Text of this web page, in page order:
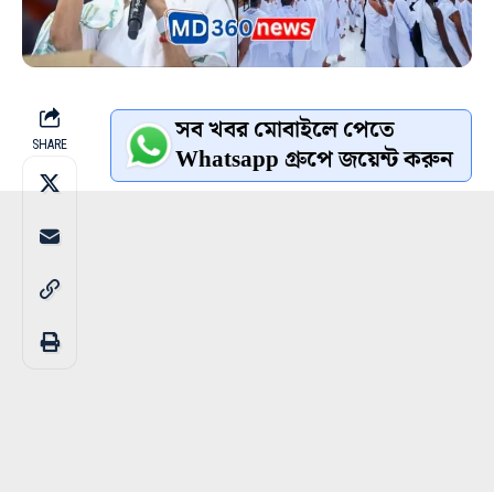
SHARE সব খবর মোবাইলে পেতে
Whatsapp গ্রুপে জয়েন্ট করুন